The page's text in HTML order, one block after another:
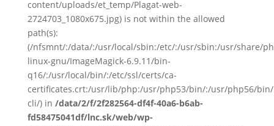
content/uploads/et_temp/Plagat-web-
2724703_1080x675.jpg) is not within the allowed
path(s):
(/nfsmnt/:/data/:/usr/local/sbin:/etc/:/usr/sbin:/usr/share/
linux-gnu/ImageMagick-6.9.11/bin-
q16/:/usr/local/bin/:/etc/ssl/certs/ca-
certificates.crt:/usr/lib/php:/usr/php53/bin/:/usr/php56/
cli/) in /data/2/f/2f282564-df4f-40a6-b6ab-
fd58475041df/lnc.sk/web/wp-